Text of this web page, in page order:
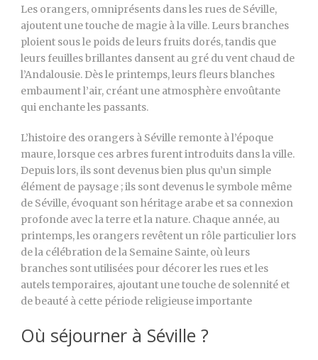
Les orangers, omniprésents dans les rues de Séville,
ajoutent une touche de magie à la ville. Leurs branches
ploient sous le poids de leurs fruits dorés, tandis que
leurs feuilles brillantes dansent au gré du vent chaud de
l’Andalousie. Dès le printemps, leurs fleurs blanches
embaument l’air, créant une atmosphère envoûtante
qui enchante les passants.
L’histoire des orangers à Séville remonte à l’époque
maure, lorsque ces arbres furent introduits dans la ville.
Depuis lors, ils sont devenus bien plus qu’un simple
élément de paysage ; ils sont devenus le symbole même
de Séville, évoquant son héritage arabe et sa connexion
profonde avec la terre et la nature. Chaque année, au
printemps, les orangers revêtent un rôle particulier lors
de la célébration de la Semaine Sainte, où leurs
branches sont utilisées pour décorer les rues et les
autels temporaires, ajoutant une touche de solennité et
de beauté à cette période religieuse importante
Où séjourner à Séville ?